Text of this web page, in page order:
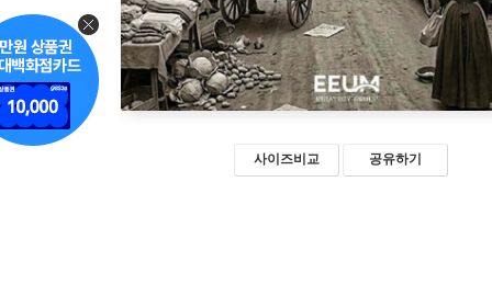
사이즈비교 공유하기